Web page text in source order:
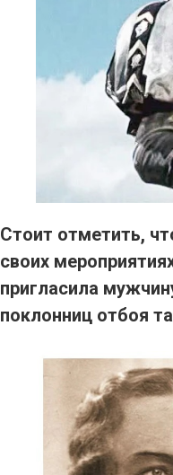
Стоит отметить,
своих
пригласила
поклонниц отбоя